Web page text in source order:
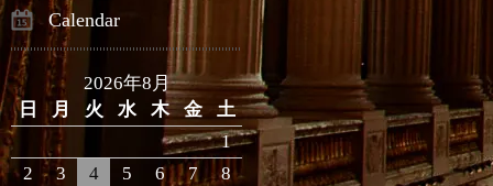
Calendar
2026年8月
日
月 火 水 木 金
土
1
2
3 4 5 6 7
8